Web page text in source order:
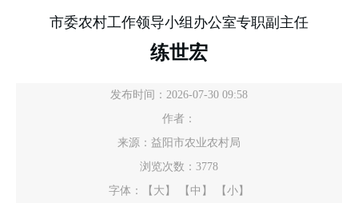
市委农村工作领导小组办公室专职副主任
练世宏
发布时间：2026-07-30 09:58
作者：
来源：益阳市农业农村局
浏览次数： 3778
字体：
【大】 【中】 【小】